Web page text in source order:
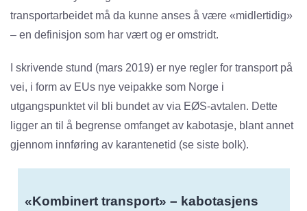
transportarbeidet må da kunne anses å være «midlertidig»
– en definisjon som har vært og er omstridt.
I skrivende stund (mars 2019) er nye regler for transport på
vei, i form av EUs nye veipakke som Norge i
utgangspunktet vil bli bundet av via EØS-avtalen. Dette
ligger an til å begrense omfanget av kabotasje, blant annet
gjennom innføring av karantenetid (se siste bolk).
«Kombinert transport» – kabotasjens